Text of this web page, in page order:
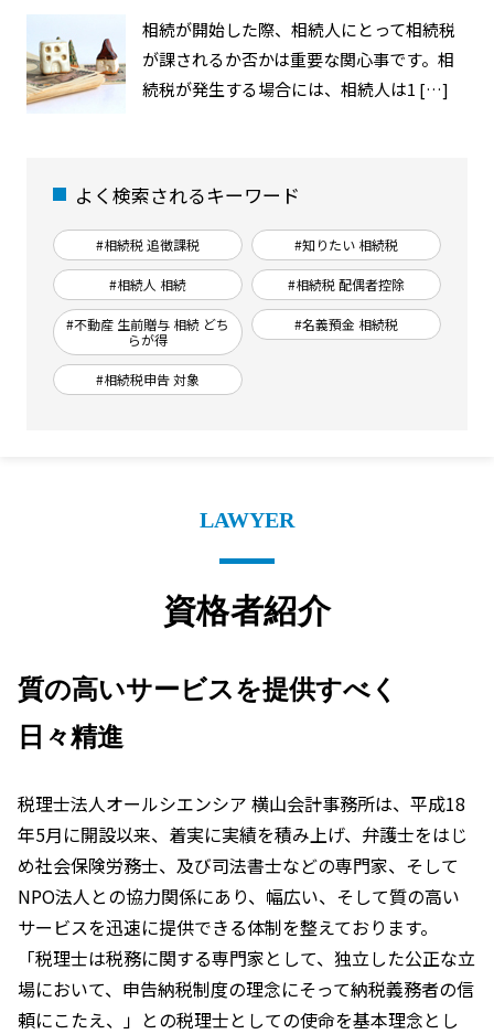
相続が開始した際、相続人にとって相続税
が課されるか否かは重要な関心事です。相
続税が発生する場合には、相続人は1 […]
よく検索されるキーワード
#相続税 追徴課税 #知りたい 相続税
#相続人 相続 #相続税 配偶者控除
#不動産 生前贈与 相続 どち
らが得
#名義預金 相続税
#相続税申告 対象
LAWYER
資格者紹介
質の高いサービスを提供すべく
日々精進
税理士法人オールシエンシア 横山会計事務所は、平成18
年5月に開設以来、着実に実績を積み上げ、弁護士をはじ
め社会保険労務士、及び司法書士などの専門家、そして
NPO法人との協力関係にあり、幅広い、そして質の高い
サービスを迅速に提供できる体制を整えております。
「税理士は税務に関する専門家として、独立した公正な立
場において、申告納税制度の理念にそって納税義務者の信
頼にこたえ、」との税理士としての使命を基本理念とし